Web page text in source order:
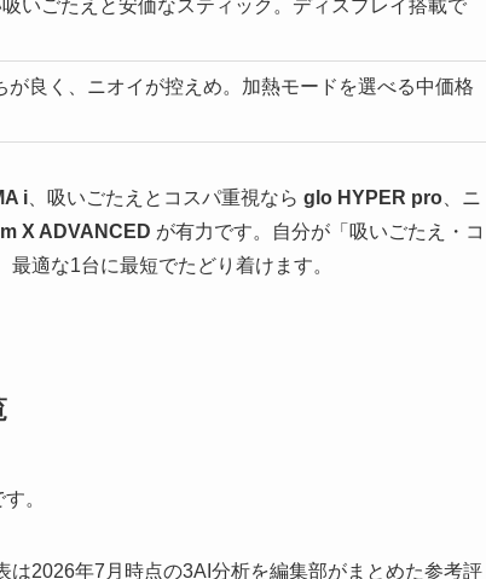
いごたえと安価なスティック。ディスプレイ搭載で
が良く、ニオイが控えめ。加熱モードを選べる中価格
i 、吸いごたえとコスパ重視なら glo HYPER pro 、ニ
X ADVANCED が有力です。自分が「吸いごたえ・コ
適な1台に最短でたどり着けます。
。
2026年7月時点の3AI分析を編集部がまとめた参考評